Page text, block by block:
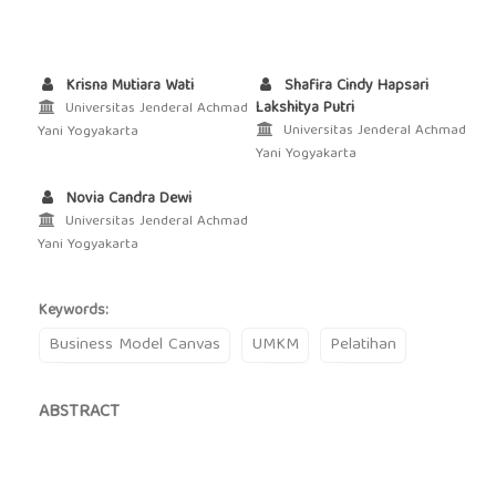
Krisna Mutiara Wati
Universitas Jenderal Achmad
Yani Yogyakarta
Shafira Cindy Hapsari
Lakshitya Putri
Universitas Jenderal Achmad
Yani Yogyakarta
Novia Candra Dewi
Universitas Jenderal Achmad
Yani Yogyakarta
Keywords:
Business Model Canvas UMKM Pelatihan
ABSTRACT